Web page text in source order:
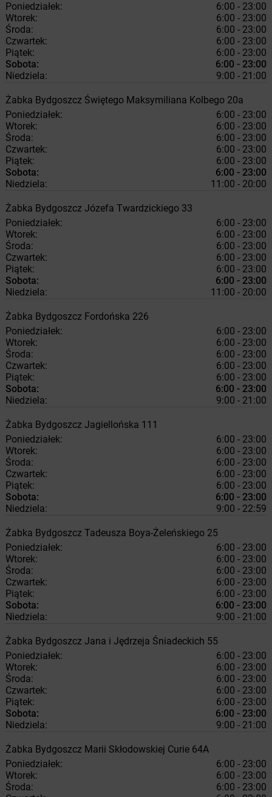
Poniedziałek:
6:00 - 23:00
Wtorek:
6:00 - 23:00
Środa:
6:00 - 23:00
Czwartek:
6:00 - 23:00
Piątek:
6:00 - 23:00
Sobota:
6:00 - 23:00
Niedziela:
9:00 - 21:00
Żabka Bydgoszcz Świętego Maksymiliana Kolbego 20a
Poniedziałek:
6:00 - 23:00
Wtorek:
6:00 - 23:00
Środa:
6:00 - 23:00
Czwartek:
6:00 - 23:00
Piątek:
6:00 - 23:00
Sobota:
6:00 - 23:00
Niedziela:
11:00 - 20:00
Żabka Bydgoszcz Józefa Twardzickiego 33
Poniedziałek:
6:00 - 23:00
Wtorek:
6:00 - 23:00
Środa:
6:00 - 23:00
Czwartek:
6:00 - 23:00
Piątek:
6:00 - 23:00
Sobota:
6:00 - 23:00
Niedziela:
11:00 - 20:00
Żabka Bydgoszcz Fordońska 226
Poniedziałek:
6:00 - 23:00
Wtorek:
6:00 - 23:00
Środa:
6:00 - 23:00
Czwartek:
6:00 - 23:00
Piątek:
6:00 - 23:00
Sobota:
6:00 - 23:00
Niedziela:
9:00 - 21:00
Żabka Bydgoszcz Jagiellońska 111
Poniedziałek:
6:00 - 23:00
Wtorek:
6:00 - 23:00
Środa:
6:00 - 23:00
Czwartek:
6:00 - 23:00
Piątek:
6:00 - 23:00
Sobota:
6:00 - 23:00
Niedziela:
9:00 - 22:59
Żabka Bydgoszcz Tadeusza Boya-Żeleńskiego 25
Poniedziałek:
6:00 - 23:00
Wtorek:
6:00 - 23:00
Środa:
6:00 - 23:00
Czwartek:
6:00 - 23:00
Piątek:
6:00 - 23:00
Sobota:
6:00 - 23:00
Niedziela:
9:00 - 21:00
Żabka Bydgoszcz Jana i Jędrzeja Śniadeckich 55
Poniedziałek:
6:00 - 23:00
Wtorek:
6:00 - 23:00
Środa:
6:00 - 23:00
Czwartek:
6:00 - 23:00
Piątek:
6:00 - 23:00
Sobota:
6:00 - 23:00
Niedziela:
9:00 - 21:00
Żabka Bydgoszcz Marii Skłodowskiej Curie 64A
Poniedziałek:
6:00 - 23:00
Wtorek:
6:00 - 23:00
Środa:
6:00 - 23:00